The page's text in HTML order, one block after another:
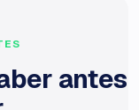
antes